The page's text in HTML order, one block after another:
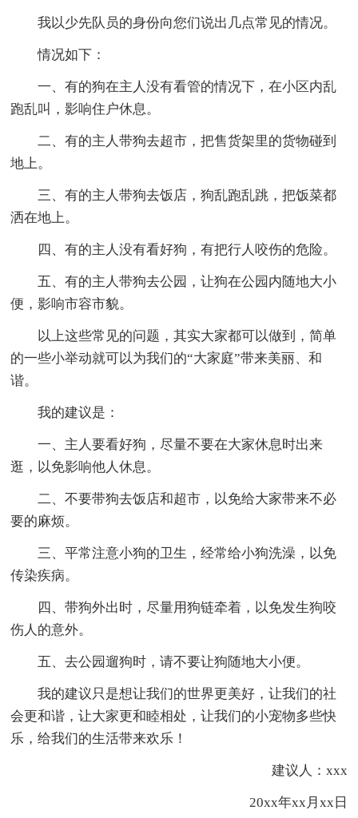
我以少先队员的身份向您们说出几点常见的情况。
情况如下：
一、有的狗在主人没有看管的情况下，在小区内乱
跑乱叫，影响住户休息。
二、有的主人带狗去超市，把售货架里的货物碰到
地上。
三、有的主人带狗去饭店，狗乱跑乱跳，把饭菜都
洒在地上。
四、有的主人没有看好狗，有把行人咬伤的危险。
五、有的主人带狗去公园，让狗在公园内随地大小
便，影响市容市貌。
以上这些常见的问题，其实大家都可以做到，简单
的一些小举动就可以为我们的“大家庭”带来美丽、和
谐。
我的建议是：
一、主人要看好狗，尽量不要在大家休息时出来
逛，以免影响他人休息。
二、不要带狗去饭店和超市，以免给大家带来不必
要的麻烦。
三、平常注意小狗的卫生，经常给小狗洗澡，以免
传染疾病。
四、带狗外出时，尽量用狗链牵着，以免发生狗咬
伤人的意外。
五、去公园遛狗时，请不要让狗随地大小便。
我的建议只是想让我们的世界更美好，让我们的社
会更和谐，让大家更和睦相处，让我们的小宠物多些快
乐，给我们的生活带来欢乐！
建议人：xxx
20xx年xx月xx日